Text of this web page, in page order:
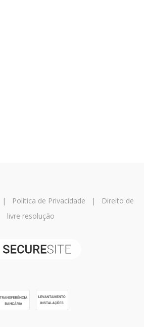
| Política de Privacidade |
Direito de
livre resolução